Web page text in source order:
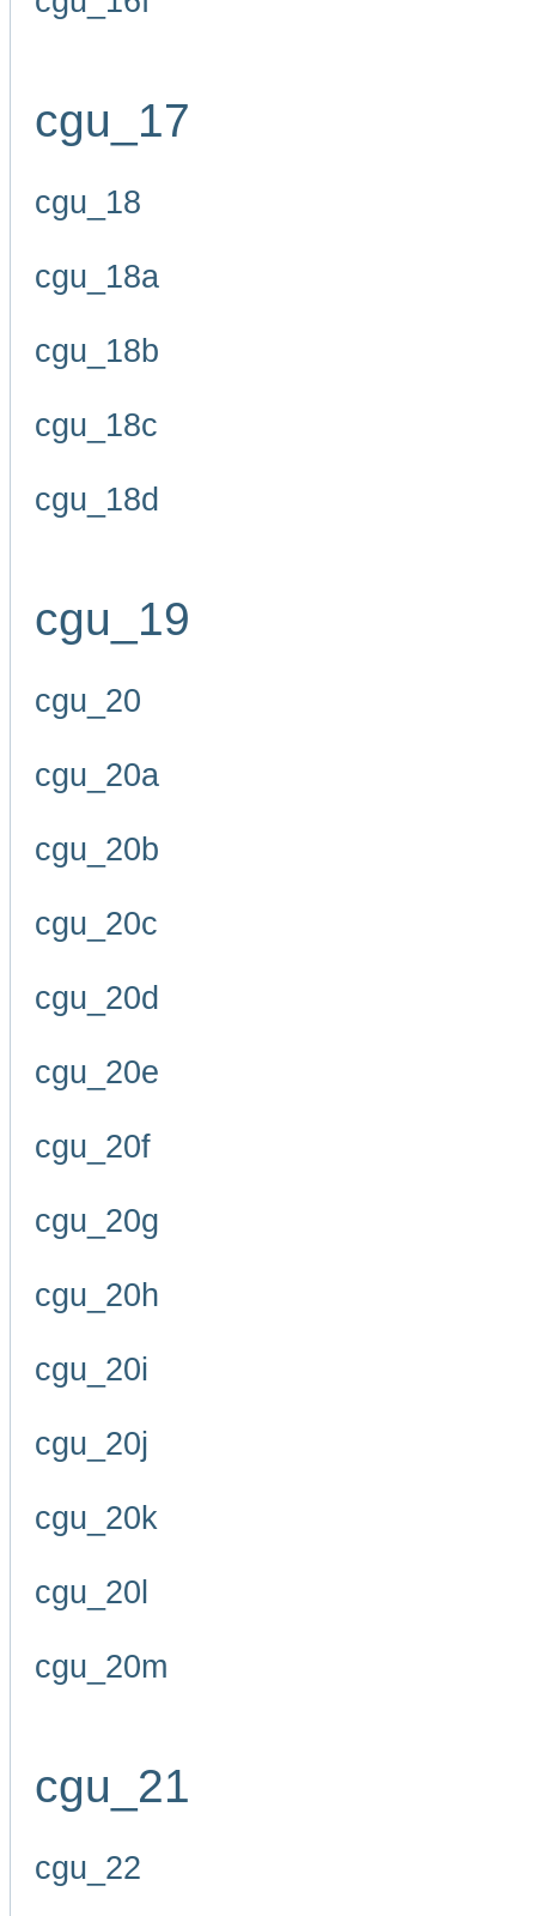
cgu_17
cgu_18
cgu_18a
cgu_18b
cgu_18c
cgu_18d
cgu_19
cgu_20
cgu_20a
cgu_20b
cgu_20c
cgu_20d
cgu_20e
cgu_20f
cgu_20g
cgu_20h
cgu_20i
cgu_20j
cgu_20k
cgu_20l
cgu_20m
cgu_21
cgu_22